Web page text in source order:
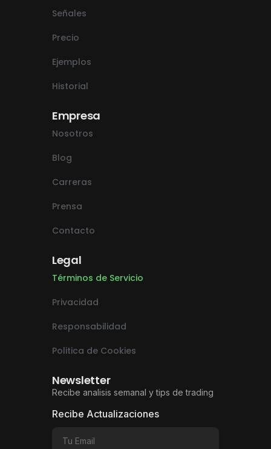
Señales
Precio
Ejemplos
Historial
Empresa
Nosotros
Blog
Carreras
Prensa
Contacto
Legal
Términos de Servicio
Privacidad
Responsabilidad
Politica de Cookies
Newsletter
Recibe analisis semanal y tips de trading
Recibe Actualizaciones